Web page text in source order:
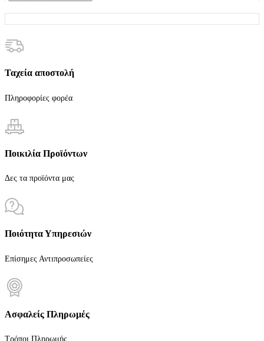
Ταχεία αποστολή
Πληροφορίες φορέα
Ποικιλία Προϊόντων
Δες τα προϊόντα μας
Ποιότητα Υπηρεσιών
Επίσημες Αντιπροσωπείες
Ασφαλείς Πληρωμές
Τρόποι Πληρωμής